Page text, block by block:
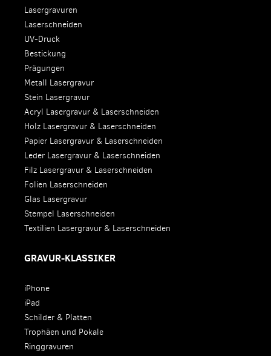
Lasergravuren
Laserschneiden
UV-Druck
Bestickung
Prägungen
Metall Lasergravur
Stein Lasergravur
Acryl Lasergravur & Laserschneiden
Holz Lasergravur & Laserschneiden
Papier Lasergravur & Laserschneiden
Leder Lasergravur & Laserschneiden
Filz Lasergravur & Laserschneiden
Folien Laserschneiden
Glas Lasergravur
Stempel Laserschneiden
Textilien Lasergravur & Laserschneiden
GRAVUR-KLASSIKER
iPhone
iPad
Schilder & Platten
Trophäen und Pokale
Ringgravuren